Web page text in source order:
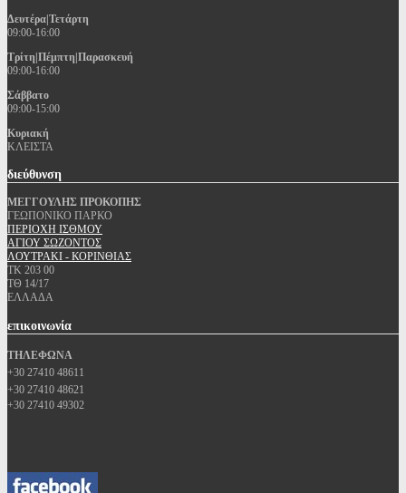
Δευτέρα|Τετάρτη
09:00-16:00
Τρίτη|Πέμπτη|Παρασκευή
09:00-16:00
Σάββατο
09:00-15:00
Κυριακή
ΚΛΕΙΣΤΑ
διεύθυνση
ΜΕΓΓΟΥΛΗΣ ΠΡΟΚΟΠΗΣ
ΓΕΩΠΟΝΙΚΟ ΠΑΡΚΟ
ΠΕΡΙΟΧΗ ΙΣΘΜΟΥ
ΑΓΙΟΥ ΣΩΖΟΝΤΟΣ
ΛΟΥΤΡΑΚΙ - ΚΟΡΙΝΘΙΑΣ
ΤΚ 203 00
ΤΘ 14/17
ΕΛΛΑΔΑ
επικοινωνία
ΤΗΛΕΦΩΝΑ
+30 27410 48611
+30 27410 48621
+30 27410 49302